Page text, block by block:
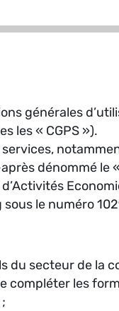
générales
les « CGPS »).
dénommé le
le numéro
du secteur de la
les